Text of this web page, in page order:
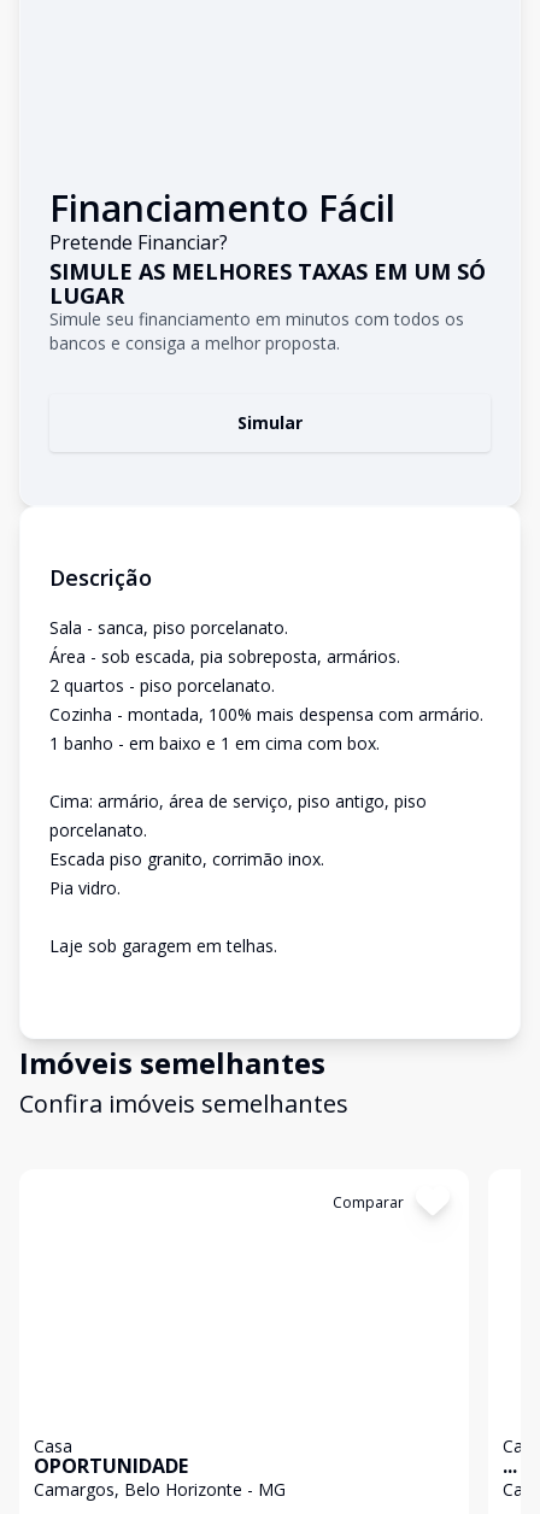
Financiamento Fácil
Pretende Financiar?
SIMULE AS MELHORES TAXAS EM UM SÓ
LUGAR
Simule seu financiamento em minutos com todos os
bancos e consiga a melhor proposta.
Simular
Descrição
Sala - sanca, piso porcelanato.
Área - sob escada, pia sobreposta, armários.
2 quartos - piso porcelanato.
Cozinha - montada, 100% mais despensa com armário.
1 banho - em baixo e 1 em cima com box.
Cima: armário, área de serviço, piso antigo, piso
porcelanato.
Escada piso granito, corrimão inox.
Pia vidro.
Laje sob garagem em telhas.
Imóveis semelhantes
Confira imóveis semelhantes
Comparar
Casa
OPORTUNIDADE
Camargos, Belo Horizonte - MG
Casa
...